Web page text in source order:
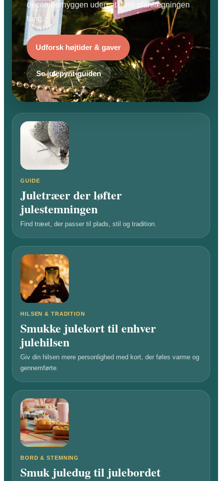
decemberhyggen uden at gøre planlægningen
tung.
Udforsk højtider & gaver
Se julepynt-guiden
GUIDE
Juletræer der løfter
julestemningen
Find træet, der passer til plads, stil og tradition.
HILSEN & TRADITION
Smukke julekort til enhver
julehilsen
Giv din hilsen mere personlighed med kort, der føles varme og
gennemførte.
BORD & STEMNING
Smuk juledug til julebordet